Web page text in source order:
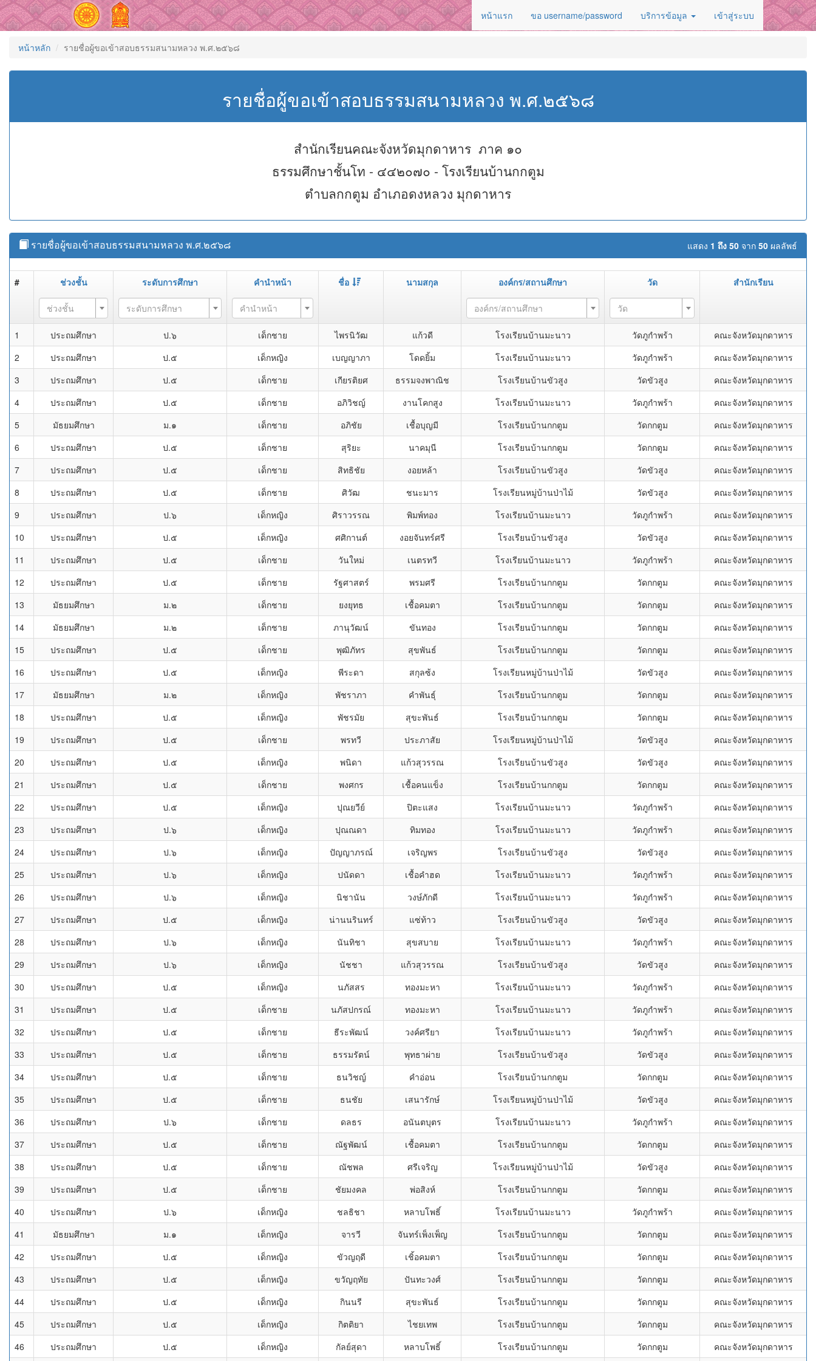
หน้าแรก ขอ username/password บริการข้อมูล เข้าสู่ระบบ
หน้าหลัก รายชื่อผู้ขอเข้าสอบธรรมสนามหลวง พ.ศ.๒๕๖๘
รายชื่อผู้ขอเข้าสอบธรรมสนามหลวง พ.ศ.๒๕๖๘
สำนักเรียนคณะจังหวัดมุกดาหาร ภาค ๑๐
ธรรมศึกษาชั้นโท - ๔๔๒๐๗๐ - โรงเรียนบ้านกกตูม
ตำบลกกตูม อำเภอดงหลวง มุกดาหาร
แสดง 1 ถึง 50 จาก 50 ผลลัพธ์
รายชื่อผู้ขอเข้าสอบธรรมสนามหลวง พ.ศ.๒๕๖๘
# ช่วงชั้น ระดับการศึกษา คำนำหน้า ชื่อ นามสกุล องค์กร/สถานศึกษา วัด สำนักเรียน
ช่วงชั้น ระดับการศึกษา คำนำหน้า องค์กร/สถานศึกษา วัด
1 ประถมศึกษา ป.๖ เด็กชาย ไพรนิวัฒ แก้วดี โรงเรียนบ้านมะนาว วัดภูกำพร้า
คณะจังหวัดมุกดาหาร
2
ประถมศึกษา ป.๕ เด็กหญิง เบญญาภา โดดยิ้ม โรงเรียนบ้านมะนาว วัดภูกำพร้า
คณะจังหวัดมุกดาหาร
3
ประถมศึกษา ป.๕ เด็กชาย เกียรติยศ ธรรมจงพาณิช โรงเรียนบ้านขัวสูง วัดขัวสูง
คณะจังหวัดมุกดาหาร
4
ประถมศึกษา ป.๕ เด็กชาย อภิวิชญ์ งานโคกสูง โรงเรียนบ้านมะนาว วัดภูกำพร้า
คณะจังหวัดมุกดาหาร
5
มัธยมศึกษา ม.๑ เด็กชาย อภิชัย เชื้อบุญมี โรงเรียนบ้านกกตูม วัดกกตูม
คณะจังหวัดมุกดาหาร
6
ประถมศึกษา ป.๕ เด็กชาย สุริยะ นาคมุนี โรงเรียนบ้านกกตูม วัดกกตูม
คณะจังหวัดมุกดาหาร
7
ประถมศึกษา ป.๕ เด็กชาย สิทธิชัย งอยหล้า โรงเรียนบ้านขัวสูง วัดขัวสูง
คณะจังหวัดมุกดาหาร
8
ประถมศึกษา ป.๕ เด็กชาย ศิวัฒ ชนะมาร โรงเรียนหมู่บ้านป่าไม้ วัดขัวสูง
คณะจังหวัดมุกดาหาร
9
ประถมศึกษา ป.๖ เด็กหญิง ศิราวรรณ พิมพ์ทอง โรงเรียนบ้านมะนาว วัดภูกำพร้า
คณะจังหวัดมุกดาหาร
10
ประถมศึกษา ป.๕ เด็กหญิง ศศิกานต์ งอยจันทร์ศรี โรงเรียนบ้านขัวสูง วัดขัวสูง
คณะจังหวัดมุกดาหาร
11
ประถมศึกษา ป.๕ เด็กชาย วันใหม่ เนตรทวี โรงเรียนบ้านมะนาว วัดภูกำพร้า
คณะจังหวัดมุกดาหาร
12
ประถมศึกษา ป.๕ เด็กชาย รัฐศาสตร์ พรมศรี โรงเรียนบ้านกกตูม วัดกกตูม
คณะจังหวัดมุกดาหาร
13
มัธยมศึกษา ม.๒ เด็กชาย ยงยุทธ เชื้อคมตา โรงเรียนบ้านกกตูม วัดกกตูม
คณะจังหวัดมุกดาหาร
14
มัธยมศึกษา ม.๒ เด็กชาย ภานุวัฒน์ ขันทอง โรงเรียนบ้านกกตูม วัดกกตูม
คณะจังหวัดมุกดาหาร
15
ประถมศึกษา ป.๕ เด็กชาย พุฒิภัทร สุขพันธ์ โรงเรียนบ้านกกตูม วัดกกตูม
คณะจังหวัดมุกดาหาร
16
ประถมศึกษา ป.๕ เด็กหญิง พีระดา สกุลซ้ง โรงเรียนหมู่บ้านป่าไม้ วัดขัวสูง
คณะจังหวัดมุกดาหาร
17
มัธยมศึกษา ม.๒ เด็กหญิง พัชราภา คำพันธุ์ โรงเรียนบ้านกกตูม วัดกกตูม
คณะจังหวัดมุกดาหาร
18
ประถมศึกษา ป.๕ เด็กหญิง พัชรมัย สุขะพันธ์ โรงเรียนบ้านกกตูม วัดกกตูม
คณะจังหวัดมุกดาหาร
19
ประถมศึกษา ป.๕ เด็กชาย พรทวี ประภาสัย โรงเรียนหมู่บ้านป่าไม้ วัดขัวสูง
คณะจังหวัดมุกดาหาร
20
ประถมศึกษา ป.๕ เด็กหญิง พนิดา แก้วสุวรรณ โรงเรียนบ้านขัวสูง วัดขัวสูง
คณะจังหวัดมุกดาหาร
21
ประถมศึกษา ป.๕ เด็กชาย พงศกร เชื้อคนแข็ง โรงเรียนบ้านกกตูม วัดกกตูม
คณะจังหวัดมุกดาหาร
22
ประถมศึกษา ป.๕ เด็กหญิง ปุณยวีย์ ปิตะแสง โรงเรียนบ้านมะนาว วัดภูกำพร้า
คณะจังหวัดมุกดาหาร
23
ประถมศึกษา ป.๖ เด็กหญิง ปุณณดา ทิมทอง โรงเรียนบ้านมะนาว วัดภูกำพร้า
คณะจังหวัดมุกดาหาร
24
ประถมศึกษา ป.๖ เด็กหญิง ปัญญาภรณ์ เจริญพร โรงเรียนบ้านขัวสูง วัดขัวสูง
คณะจังหวัดมุกดาหาร
25
ประถมศึกษา ป.๖ เด็กหญิง ปนัดดา เชื้อคำฮด โรงเรียนบ้านมะนาว วัดภูกำพร้า
คณะจังหวัดมุกดาหาร
26
ประถมศึกษา ป.๖ เด็กหญิง นิชานัน วงษ์ภักดี โรงเรียนบ้านมะนาว วัดภูกำพร้า
คณะจังหวัดมุกดาหาร
27
ประถมศึกษา ป.๕ เด็กหญิง น่านนรินทร์ แซ่ท้าว โรงเรียนบ้านขัวสูง วัดขัวสูง
คณะจังหวัดมุกดาหาร
28
ประถมศึกษา ป.๖ เด็กหญิง นันทิชา สุขสบาย โรงเรียนบ้านมะนาว วัดภูกำพร้า
คณะจังหวัดมุกดาหาร
29
ประถมศึกษา ป.๖ เด็กหญิง นัชชา แก้วสุวรรณ โรงเรียนบ้านขัวสูง วัดขัวสูง
คณะจังหวัดมุกดาหาร
30
ประถมศึกษา ป.๕ เด็กหญิง นภัสสร ทองมะหา โรงเรียนบ้านมะนาว วัดภูกำพร้า
คณะจังหวัดมุกดาหาร
31
ประถมศึกษา ป.๕ เด็กชาย นภัสปกรณ์ ทองมะหา โรงเรียนบ้านมะนาว วัดภูกำพร้า
คณะจังหวัดมุกดาหาร
32
ประถมศึกษา ป.๕ เด็กชาย ธีระพัฒน์ วงค์ศรียา โรงเรียนบ้านมะนาว วัดภูกำพร้า
คณะจังหวัดมุกดาหาร
33
ประถมศึกษา ป.๕ เด็กชาย ธรรมรัตน์ พุทธาผ่าย โรงเรียนบ้านขัวสูง วัดขัวสูง
คณะจังหวัดมุกดาหาร
34
ประถมศึกษา ป.๕ เด็กชาย ธนวิชญ์ คำอ่อน โรงเรียนบ้านกกตูม วัดกกตูม
คณะจังหวัดมุกดาหาร
35
ประถมศึกษา ป.๕ เด็กชาย ธนชัย เสนารักษ์ โรงเรียนหมู่บ้านป่าไม้ วัดขัวสูง
คณะจังหวัดมุกดาหาร
36
ประถมศึกษา ป.๖ เด็กชาย ดลธร อนันตบุตร โรงเรียนบ้านมะนาว วัดภูกำพร้า
คณะจังหวัดมุกดาหาร
37
ประถมศึกษา ป.๕ เด็กชาย ณัฐพัฒน์ เชื้อคมตา โรงเรียนบ้านกกตูม วัดกกตูม
คณะจังหวัดมุกดาหาร
38
ประถมศึกษา ป.๕ เด็กชาย ณัชพล ศรีเจริญ โรงเรียนหมู่บ้านป่าไม้ วัดขัวสูง
คณะจังหวัดมุกดาหาร
39
ประถมศึกษา ป.๕ เด็กชาย ชัยมงคล พ่อสิงห์ โรงเรียนบ้านกกตูม วัดกกตูม
คณะจังหวัดมุกดาหาร
40
ประถมศึกษา ป.๖ เด็กหญิง ชลธิชา หลาบโพธิ์ โรงเรียนบ้านมะนาว วัดภูกำพร้า
คณะจังหวัดมุกดาหาร
41
มัธยมศึกษา ม.๑ เด็กหญิง จารวี จันทร์เพ็งเพ็ญ โรงเรียนบ้านกกตูม วัดกกตูม
คณะจังหวัดมุกดาหาร
42
ประถมศึกษา ป.๕ เด็กหญิง ขัวญฤดี เชิ้อคมตา โรงเรียนบ้านกกตูม วัดกกตูม
คณะจังหวัดมุกดาหาร
43
ประถมศึกษา ป.๕ เด็กหญิง ขวัญฤทัย ปันทะวงศ์ โรงเรียนบ้านกกตูม วัดกกตูม
คณะจังหวัดมุกดาหาร
44
ประถมศึกษา ป.๕ เด็กหญิง กินนรี สุขะพันธ์ โรงเรียนบ้านกกตูม วัดกกตูม
คณะจังหวัดมุกดาหาร
45
ประถมศึกษา ป.๕ เด็กหญิง กิตติยา ไชยเทพ โรงเรียนบ้านกกตูม วัดกกตูม
คณะจังหวัดมุกดาหาร
46
ประถมศึกษา ป.๕ เด็กหญิง กัลย์สุดา หลาบโพธิ์ โรงเรียนบ้านกกตูม วัดกกตูม คณะจังหวัดมุกดาหาร